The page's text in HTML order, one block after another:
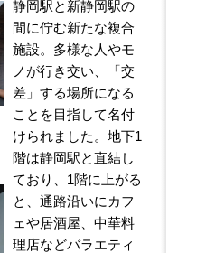
静岡駅と新静岡駅の
間に佇む新たな複合
施設。多様な人やモ
ノが行き交い、「交
差」する場所になる
ことを目指して名付
けられました。地下1
階は静岡駅と直結し
ており、1階に上がる
と、通路沿いにカフ
ェや居酒屋、中華料
理店などバラエティ